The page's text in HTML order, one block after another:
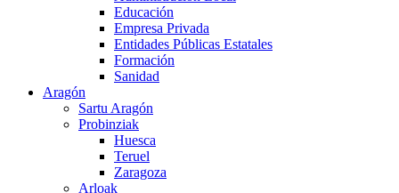
Educación
Empresa Privada
Entidades Públicas Estatales
Formación
Sanidad
Aragón
Sartu Aragón
Probinziak
Huesca
Teruel
Zaragoza
Arloak